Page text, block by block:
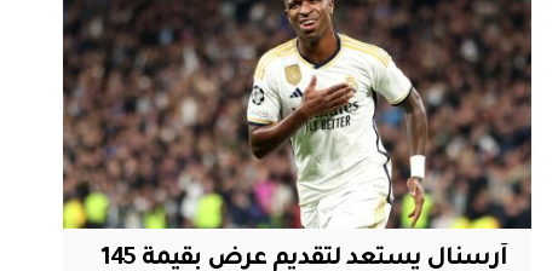
آرسنال يستعد لتقديم عرض بقيمة 145